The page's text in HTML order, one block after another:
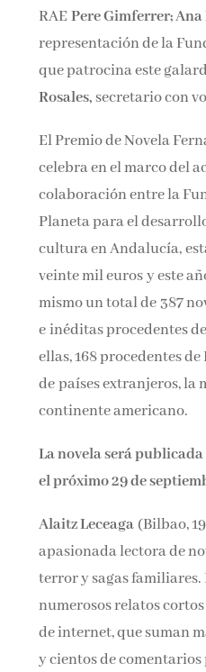
RAE Pere Gimferrer;
representación de la
que patrocina este
Rosales,secretario con
El Premio de Novela
celebra en el marco del
colaboración entre la
Planeta para el
cultura en Andalucía,
veinte mil euros y este
mismo un total de 387
e inéditas procedentes
ellas, 168 procedentes de
de países extranjeros, la
continente americano.
La novela será
el próximo 29 de
Alaitz Leceaga (Bilbao,
apasionada lectora de
terror y sagas
numerosos relatos
de internet, que suman
y cientos de comentarios